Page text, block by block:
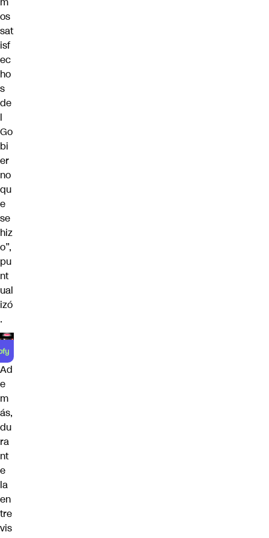
os
sat
isf
ec
ho
s
de
l
Go
bi
er
no
qu
e
se
hiz
o”,
pu
nt
ual
izó
.
Ad
e
m
ás,
du
ra
nt
e
la
en
tre
vis